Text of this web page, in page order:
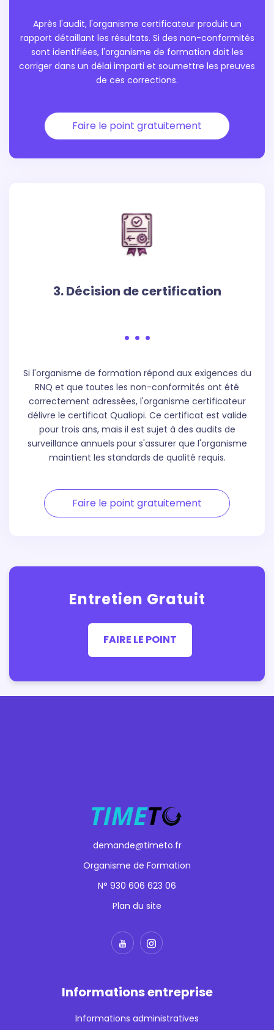
Après l'audit, l'organisme certificateur produit un
rapport détaillant les résultats. Si des non-conformités
sont identifiées, l'organisme de formation doit les
corriger dans un délai imparti et soumettre les preuves
de ces corrections.
Faire le point gratuitement
3. Décision de certification
. . .
Si l'organisme de formation répond aux exigences du
RNQ et que toutes les non-conformités ont été
correctement adressées, l'organisme certificateur
délivre le certificat Qualiopi. Ce certificat est valide
pour trois ans, mais il est sujet à des audits de
surveillance annuels pour s'assurer que l'organisme
maintient les standards de qualité requis.
Faire le point gratuitement
Entretien Gratuit
FAIRE LE POINT
demande@timeto.fr
Organisme de Formation
N° 930 606 623 06
Plan du site
Informations entreprise
Informations administratives